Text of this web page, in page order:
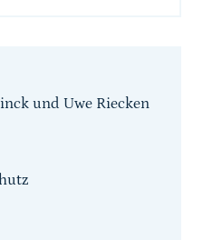
und Uwe Riecken